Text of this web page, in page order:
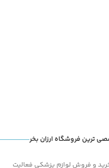
ترین فروشگاه ارزان بخر
و فروش لوازم پزشکی فعالیت